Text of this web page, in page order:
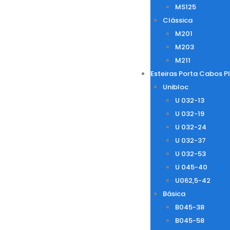
MS125
Clássica
M201
M203
M211
Esteiras Porta Cabos
Unibloc
U 032-13
U 032-19
U 032-24
U 032-37
U 032-53
U 045-40
U062,5-42
Básica
B045-38
B045-58